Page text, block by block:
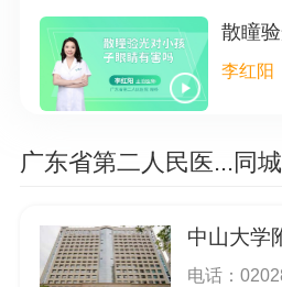
李红阳
广东省第二人民医... 同
中山大学
电话：